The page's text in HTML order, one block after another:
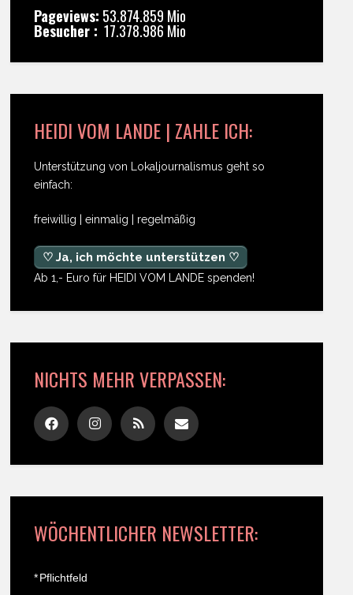
Pageviews: 53.874.859 Mio
Besucher : 17.378.986 Mio
HEIDI VOM LANDE | ZAHLE ICH:
Unterstützung von Lokaljournalismus geht so
einfach:
freiwillig | einmalig | regelmäßig
♡ Ja, ich möchte unterstützen ♡
Ab 1,- Euro für HEIDI VOM LANDE spenden!
NICHTS MEHR VERPASSEN:
WÖCHENTLICHER NEWSLETTER:
*Pflichtfeld